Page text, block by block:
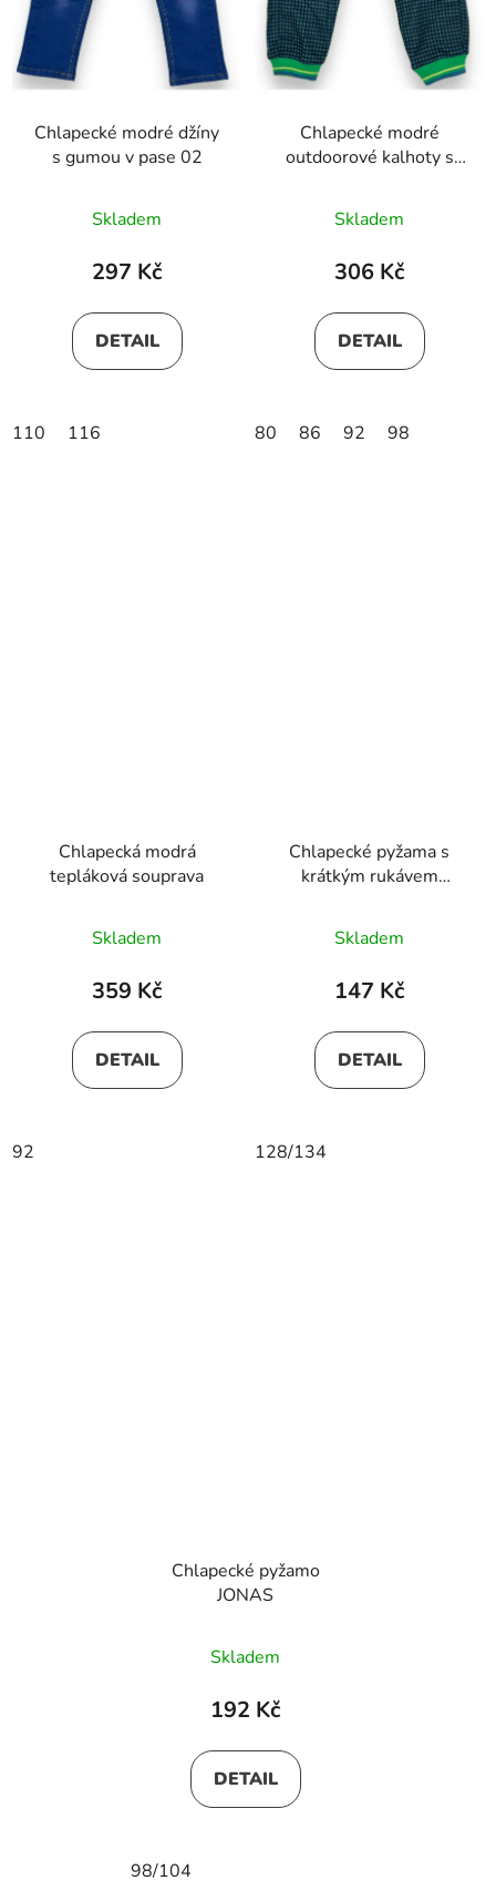
Chlapecké modré džíny
s gumou v pase 02
Skladem
297 Kč
DETAIL
110 116
Chlapecké modré
outdoorové kalhoty s
manžetami 01
Skladem
306 Kč
DETAIL
80 86 92 98
Chlapecká modrá
tepláková souprava
Skladem
359 Kč
DETAIL
92
Chlapecké pyžama s
krátkým rukávem
Skladem
147 Kč
DETAIL
128/134
Chlapecké pyžamo
JONAS
Skladem
192 Kč
DETAIL
98/104